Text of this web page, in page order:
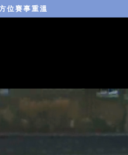
位賽事重溫